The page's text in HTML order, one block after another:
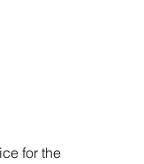
for the